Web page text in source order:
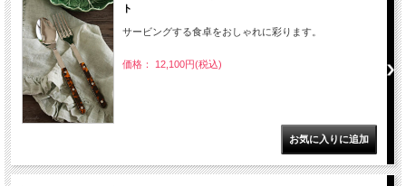
ト
サービングする食卓をおしゃれに彩ります。
価格： 12,100円(税込)